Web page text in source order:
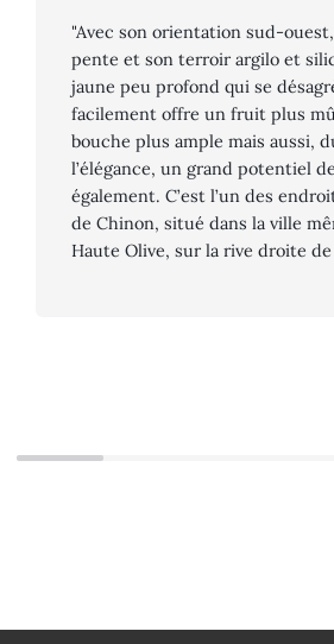
"Avec son orientation sud-
pente et son terroir argilo et
jaune peu profond qui se
facilement offre un fruit plus
bouche plus ample mais aussi,
l’élégance, un grand potentiel
également. C’est l’un des
de Chinon, situé dans la ville
Haute Olive, sur la rive droite de